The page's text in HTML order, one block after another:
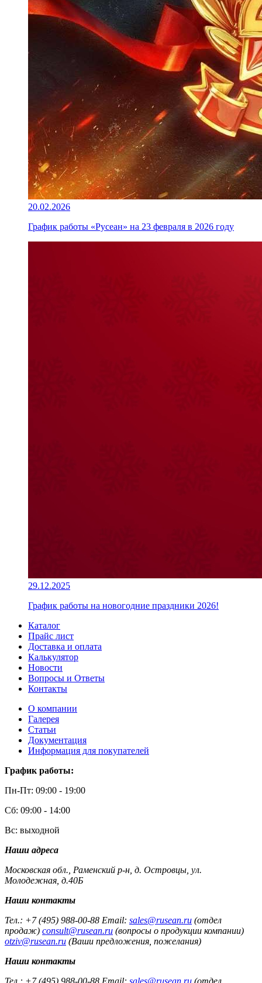
20.02.2026
График работы «Русеан» на 23 февраля в 2026 году
29.12.2025
График работы на новогодние праздники 2026!
Каталог
Прайс лист
Доставка и оплата
Калькулятор
Новости
Вопросы и Ответы
Контакты
О компании
Галерея
Статьи
Документация
Информация для покупателей
График работы:
Пн-Пт: 09:00 - 19:00
Сб: 09:00 - 14:00
Вс: выходной
Наши адреса
Московская обл., Раменский р-н, д. Островцы, ул.
Молодежная, д.40Б
Наши контакты
Тел.: +7 (495) 988-00-88 Email: sales@rusean.ru (отдел
продаж) consult@rusean.ru (вопросы о продукции компании)
otziv@rusean.ru (Ваши предложения, пожелания)
Наши контакты
Тел.: +7 (495) 988-00-88 Email: sales@rusean.ru (отдел